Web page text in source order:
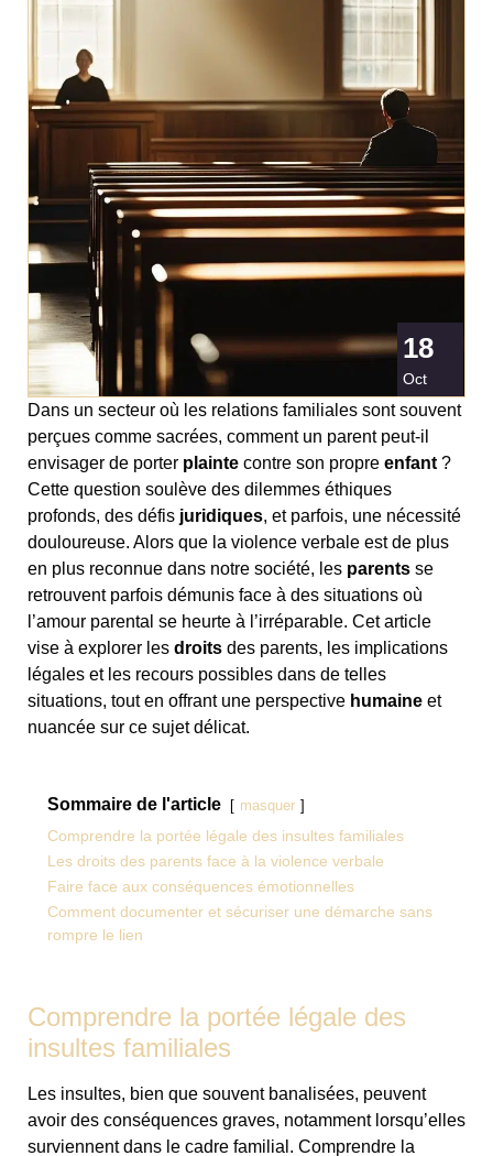
18
Oct
Dans un secteur où les relations familiales sont souvent
perçues comme sacrées, comment un parent peut-il
envisager de porter plainte contre son propre enfant ?
Cette question soulève des dilemmes éthiques
profonds, des défis juridiques, et parfois, une nécessité
douloureuse. Alors que la violence verbale est de plus
en plus reconnue dans notre société, les parents se
retrouvent parfois démunis face à des situations où
l’amour parental se heurte à l’irréparable. Cet article
vise à explorer les droits des parents, les implications
légales et les recours possibles dans de telles
situations, tout en offrant une perspective humaine et
nuancée sur ce sujet délicat.
Sommaire de l'article masquer
Comprendre la portée légale des insultes familiales
Les droits des parents face à la violence verbale
Faire face aux conséquences émotionnelles
Comment documenter et sécuriser une démarche sans
rompre le lien
Comprendre la portée légale des
insultes familiales
Les insultes, bien que souvent banalisées, peuvent
avoir des conséquences graves, notamment lorsqu’elles
surviennent dans le cadre familial. Comprendre la